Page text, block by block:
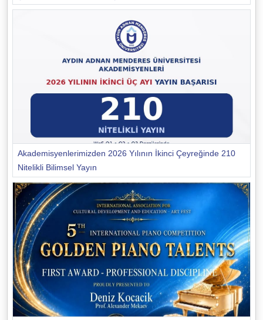
Akademisyenlerimizden 2026 Yılının İkinci Çeyreğinde 210
Nitelikli Bilimsel Yayın